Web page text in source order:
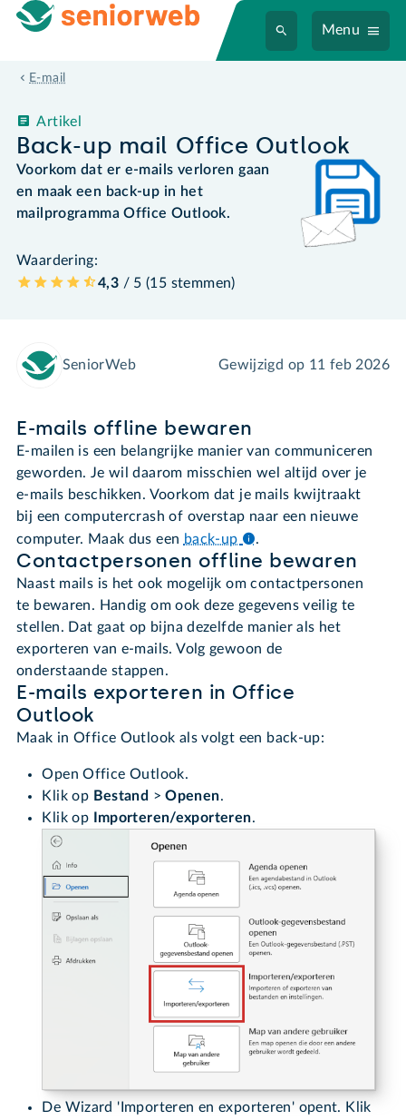
Menu
E-mail
Back-up mail Office Outlook
Artikel
Voorkom dat er e-mails verloren gaan
en maak een back-up in het
mailprogramma Office Outlook.
Waardering:
4,3 / 5 (15 stemmen)
SeniorWeb Gewijzigd op 11 feb 2026
E-mails offline bewaren
E-mailen is een belangrijke manier van communiceren
geworden. Je wil daarom misschien wel altijd over je
e-mails beschikken. Voorkom dat je mails kwijtraakt
bij een computercrash of overstap naar een nieuwe
computer. Maak dus een back-up .
Contactpersonen offline bewaren
Naast mails is het ook mogelijk om contactpersonen
te bewaren. Handig om ook deze gegevens veilig te
stellen. Dat gaat op bijna dezelfde manier als het
exporteren van e-mails. Volg gewoon de
onderstaande stappen.
E-mails exporteren in Office
Outlook
Maak in Office Outlook als volgt een back-up:
Open Office Outlook.
Klik op Bestand >Openen.
Klik op
Importeren/exporteren.
De Wizard 'Importeren en exporteren' opent. Klik